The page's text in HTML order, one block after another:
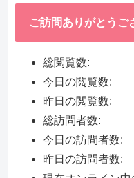
ご訪問ありがとうご
総閲覧数:
今日の閲覧数:
昨日の閲覧数:
総訪問者数:
今日の訪問者数:
昨日の訪問者数: